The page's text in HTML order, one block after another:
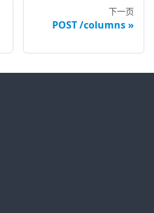
下一页
POST /columns